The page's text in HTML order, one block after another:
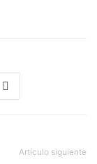
Artículo siguiente